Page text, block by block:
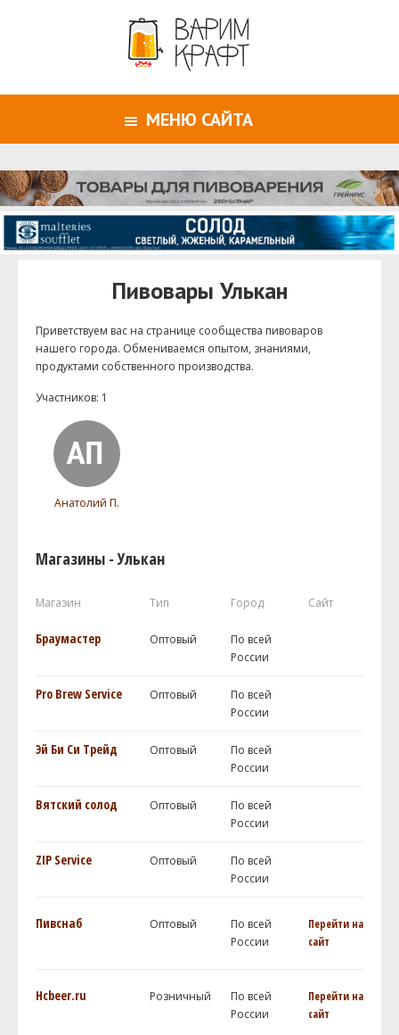
МЕНЮ САЙТА
Пивовары Улькан
Приветствуем ваc на странице сообщества пивоваров
нашего города. Обмениваемся опытом, знаниями,
продуктами собственного производства.
Участников: 1
Анатолий П.
Магазины - Улькан
Магазин Тип Город Сайт
Браумастер Оптовый
По всей
России
Pro Brew Service Оптовый
По всей
России
Эй Би Си Трейд Оптовый
По всей
России
Вятский солод Оптовый
По всей
России
ZIP Service Оптовый
По всей
России
Пивснаб Оптовый
По всей
России
Перейти на
сайт
Hcbeer.ru Розничный
По всей
России
Перейти на
сайт